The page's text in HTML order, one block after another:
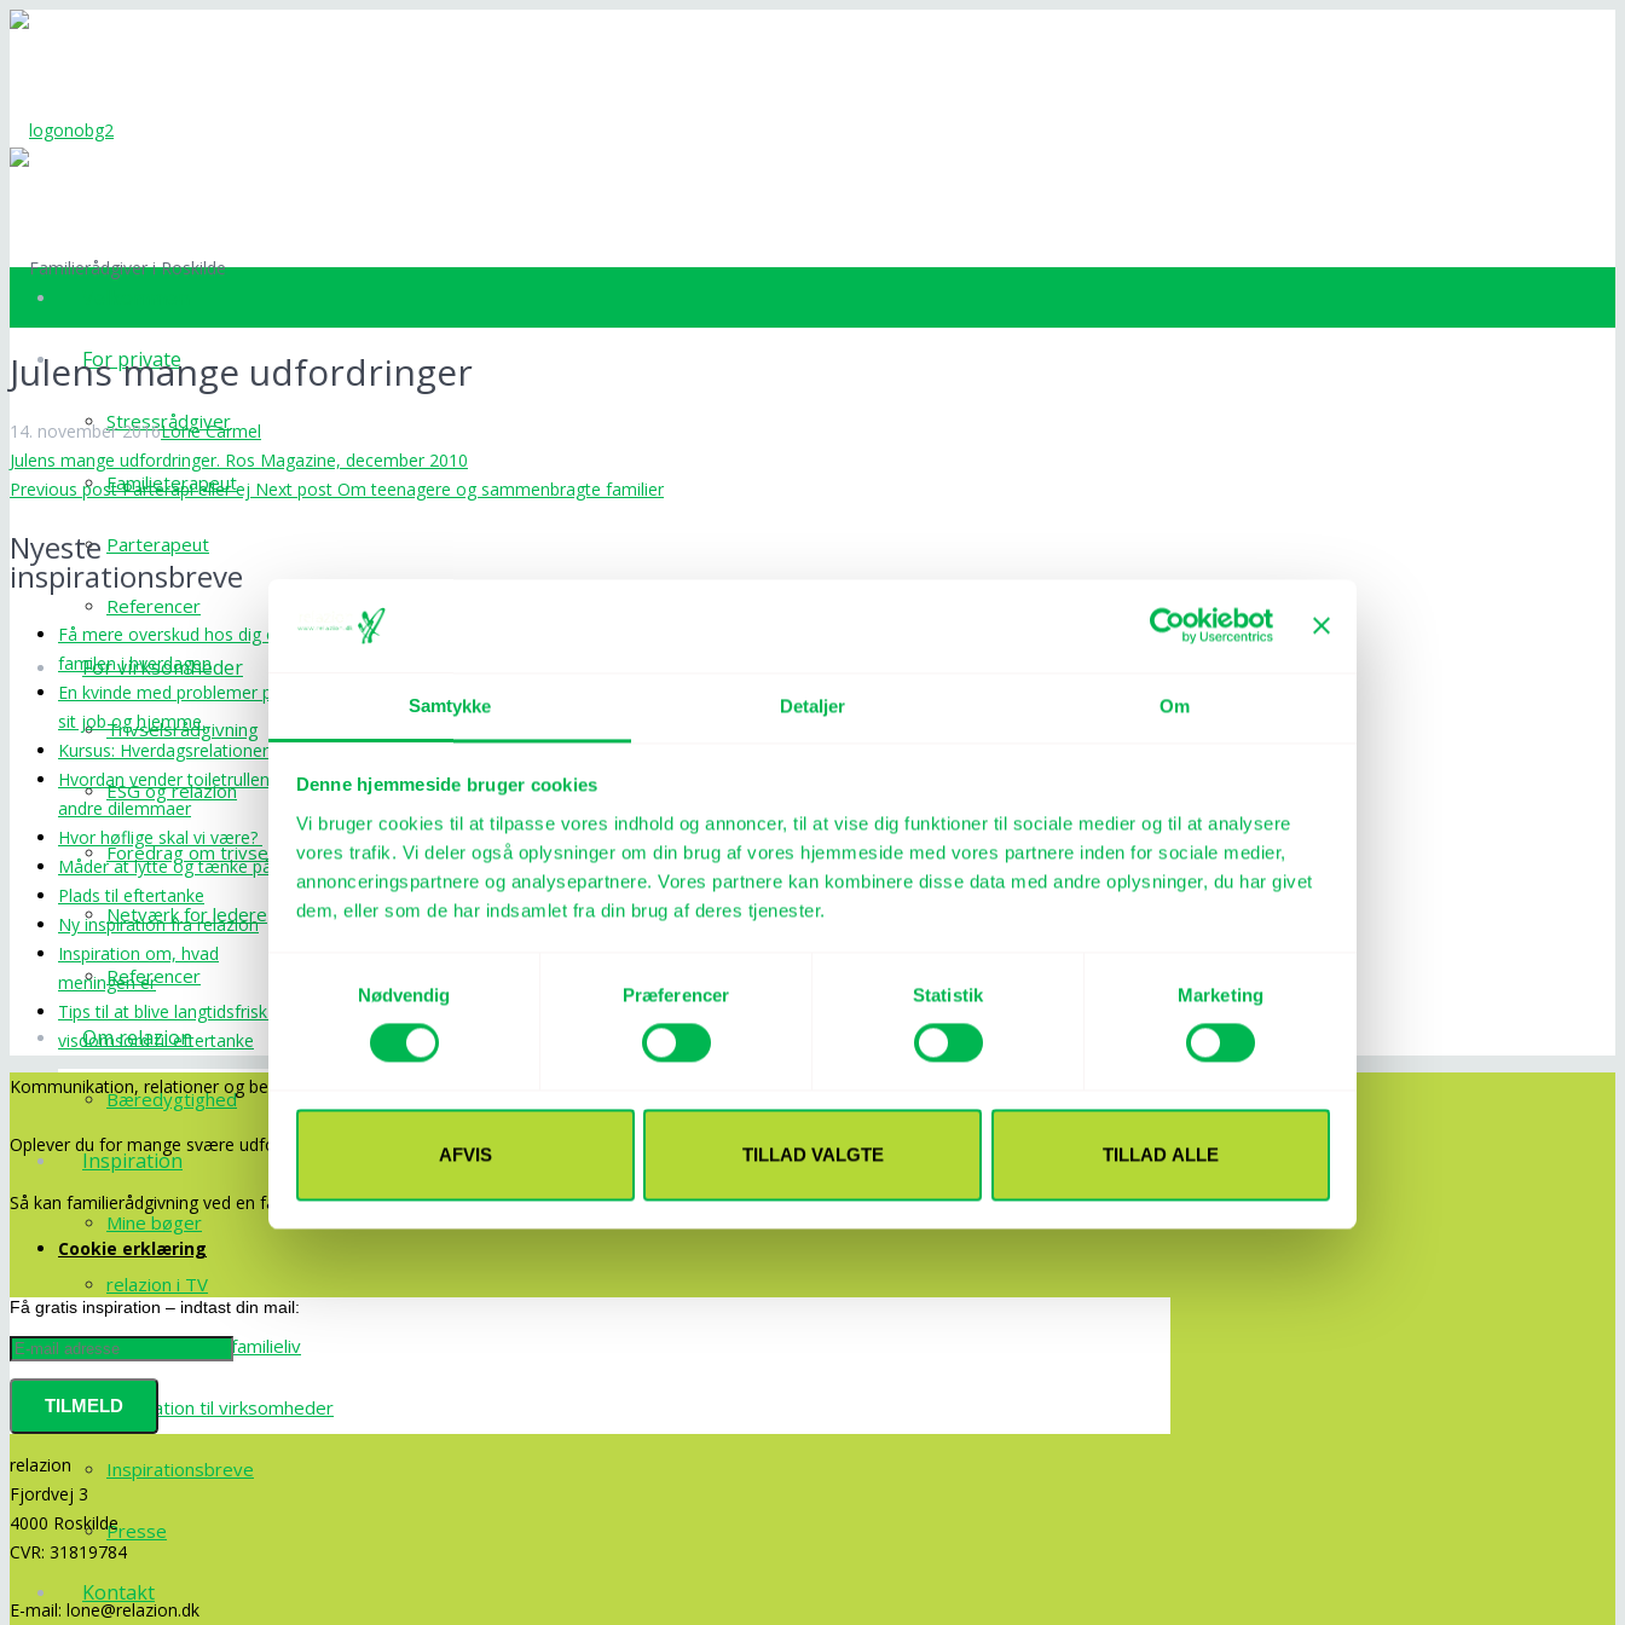
Samtykke Detaljer Om
Denne hjemmeside bruger cookies
Vi bruger cookies til at tilpasse vores indhold og annoncer, til at vise dig funktioner til sociale medier og til at analysere
vores trafik. Vi deler også oplysninger om din brug af vores hjemmeside med vores partnere inden for sociale medier,
annonceringspartnere og analysepartnere. Vores partnere kan kombinere disse data med andre oplysninger, du har givet
dem, eller som de har indsamlet fra din brug af deres tjenester.
Nødvendig
Præferencer Statistik Marketing
AFVIS TILLAD VALGTE TILLAD ALLE
For private
Stressrådgiver
Familieterapeut
Parterapeut
Referencer
For virksomheder
Trivselsrådgivning
ESG og relazion
Foredrag om trivsel
Netværk for ledere
Referencer
Om relazion
Bæredygtighed
Inspiration
Mine bøger
relazion i TV
Inspiration om familieliv
Inspiration til virksomheder
Inspirationsbreve
Presse
Kontakt
Julens mange udfordringer
14. november 2016Lone Carmel
Julens mange udfordringer. Ros Magazine, december 2010
Previous post Parterapi eller ej Next post Om teenagere og sammenbragte familier
Nyeste
inspirationsbreve
Få mere overskud hos dig og
familen i hverdagen
En kvinde med problemer på
sit job og hjemme.
Kursus: Hverdagsrelationer
Hvordan vender toiletrullen og
andre dilemmaer
Hvor høflige skal vi være?
Måder at lytte og tænke på
Plads til eftertanke
Ny inspiration fra relazion
Inspiration om, hvad
meningen er
Tips til at blive langtidsfrisk og
visdomsord til eftertanke
Kommunikation, relationer og bedre trivsel.
Oplever du for mange svære udfordringer i dit privat- eller arbejdsliv? Lever du med uklar kommunikation?
Så kan familierådgivning ved en familierådgiver være en løsning.
Cookie erklæring
Få gratis inspiration – indtast din mail:
relazion
Fjordvej 3
4000 Roskilde
CVR: 31819784
E-mail: lone@relazion.dk